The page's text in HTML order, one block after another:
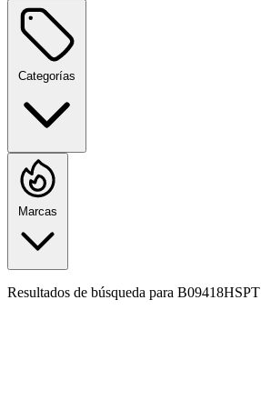
Categorías
Marcas
Resultados de búsqueda para B09418HSPT